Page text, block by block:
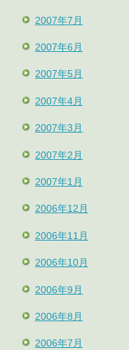
2007年7月
2007年6月
2007年5月
2007年4月
2007年3月
2007年2月
2007年1月
2006年12月
2006年11月
2006年10月
2006年9月
2006年8月
2006年7月